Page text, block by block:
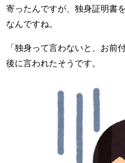
寄ったんですが、独身証明書
なんですね。
「独身って言わないと、お前
後に言われたそうです。